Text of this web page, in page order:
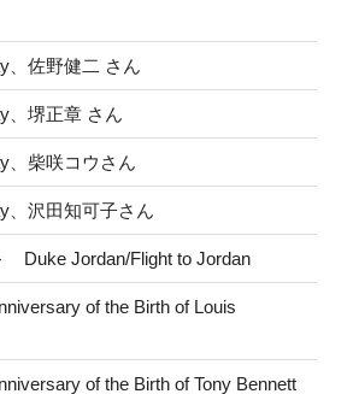
、佐野健二 さん
、堺正章 さん
、柴咲コウさん
、沢田知可子さん
Duke Jordan/Flight to Jordan
of the Birth of Louis
of the Birth of Tony Bennett